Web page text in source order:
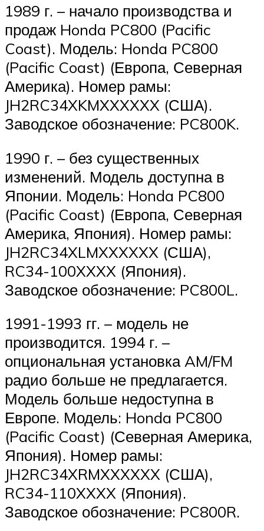
1989 г. – начало производства и
продаж Honda PC800 (Pacific
Coast). Модель: Honda PC800
(Pacific Coast) (Европа, Северная
Америка). Номер рамы:
JH2RC34XKMXXXXXX (США).
Заводское обозначение: PC800K.
1990 г. – без существенных
изменений. Модель доступна в
Японии. Модель: Honda PC800
(Pacific Coast) (Европа, Северная
Америка, Япония). Номер рамы:
JH2RC34XLMXXXXXX (США),
RC34-100XXXX (Япония).
Заводское обозначение: PC800L.
1991-1993 гг. – модель не
производится. 1994 г. –
опциональная установка AM/FM
радио больше не предлагается.
Модель больше недоступна в
Европе. Модель: Honda PC800
(Pacific Coast) (Северная Америка,
Япония). Номер рамы:
JH2RC34XRMXXXXXX (США),
RC34-110XXXX (Япония).
Заводское обозначение: PC800R.